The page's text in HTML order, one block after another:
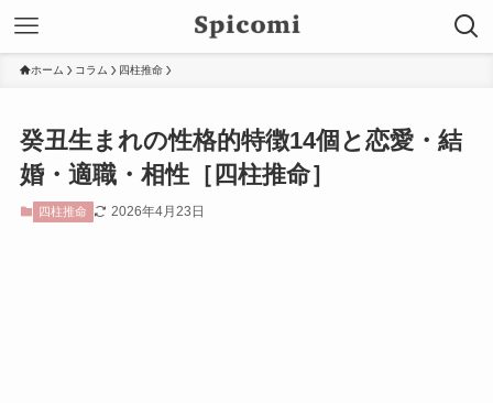
ホーム コラム 四柱推命
癸丑生まれの性格的特徴14個と恋愛・結
婚・適職・相性［四柱推命］
四柱推命 2026年4月23日